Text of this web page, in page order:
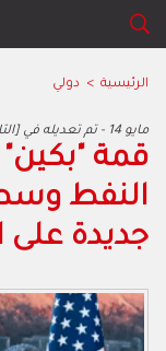
الرئيسية > دولي
2026 مايو 14 - تم تعديله في [التاريخ]
قمة
النفط
جديدة